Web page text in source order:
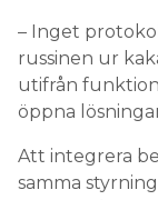
– Inget
russinen ur
utifrån funktion
öppna
Att integrera
samma